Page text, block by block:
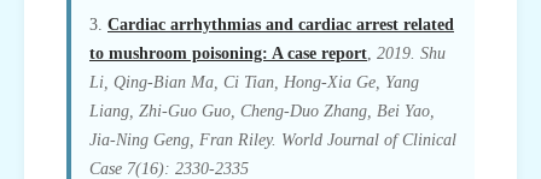
3. Cardiac arrhythmias and cardiac arrest related
to mushroom poisoning: A case report 2019. Shu
Li, Qing-Bian Ma, Ci Tian, Hong-Xia Ge, Yang
Liang, Zhi-Guo Guo, Cheng-Duo Zhang, Bei Yao,
Jia-Ning Geng, Fran Riley. World Journal of Clinical
Case 7(16): 2330-2335